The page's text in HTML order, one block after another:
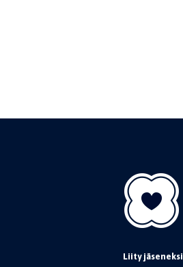
Liity jäseneksi